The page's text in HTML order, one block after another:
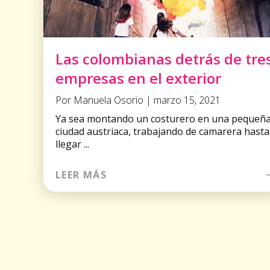
Las colombianas detrás de
empresas en el exterior
Por Manuela Osorio | marzo 15, 2021
Ya sea montando un costurero en una
ciudad austriaca, trabajando de camarera hasta
llegar ...
LEER MÁS